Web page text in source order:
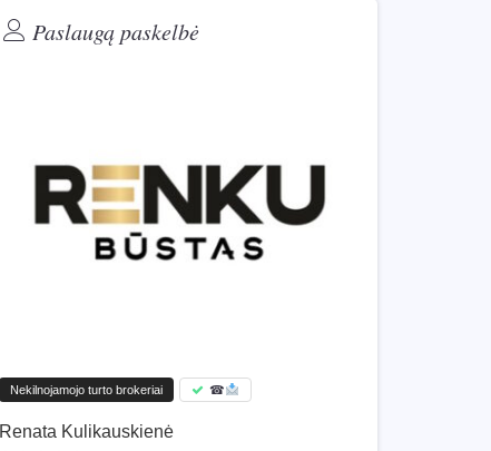
Paslaugą paskelbė
Nekilnojamojo turto brokeriai ☎
Renata Kulikauskienė